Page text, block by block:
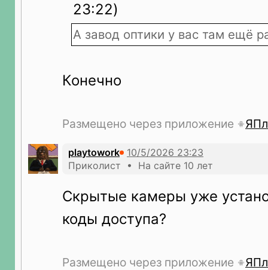
23:22)
А завод оптики у вас там ещё
Конечно
Размещено через приложение
playtowork
Приколист • На сайте 10 лет
Скрытые камеры уже
коды доступа?
Размещено через приложение